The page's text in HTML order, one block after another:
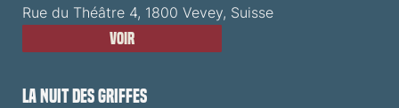
Rue du Théâtre 4, 1800 Vevey, Suisse
Voir
La Nuit des Griffes